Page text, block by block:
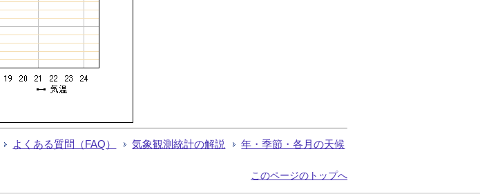
よくある質問（FAQ） 気象観測統計の解説 年・季節・各月の天候
このページのトップへ